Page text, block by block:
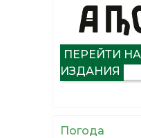
ПЕРЕЙТИ
ИЗДАНИЯ
Погода